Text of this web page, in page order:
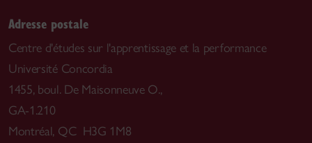
Adresse postale
Centre d'études sur l'apprentissage et la performance
Université Concordia
1455, boul. De Maisonneuve O.,
GA-1.210
Montréal, QC H3G 1M8